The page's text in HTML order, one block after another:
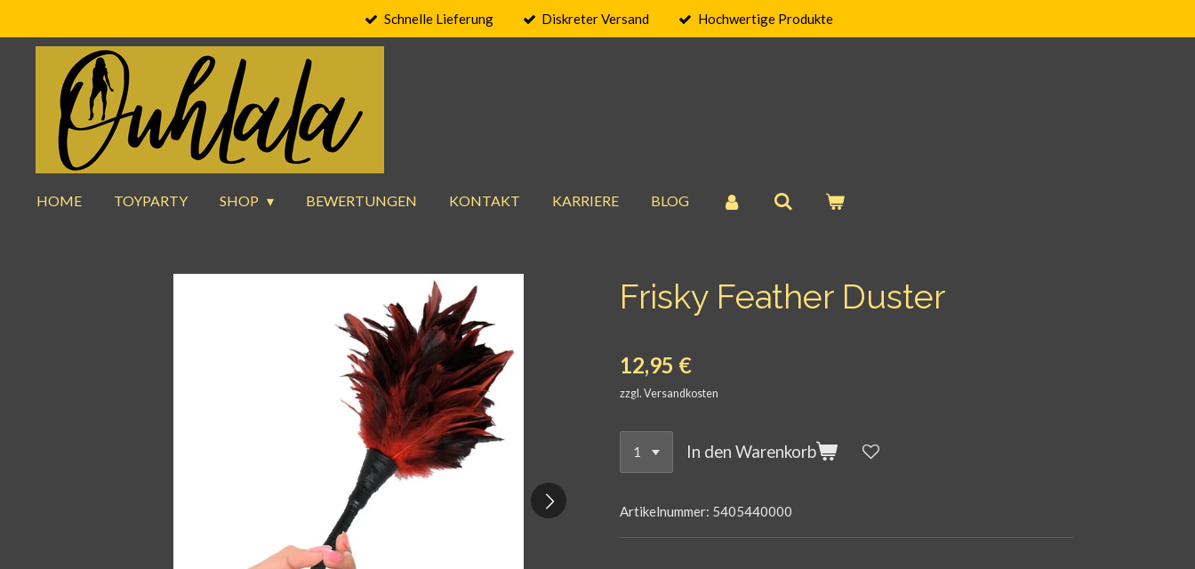
Hauptinhalt
Schnelle Lieferung Diskreter Versand Hochwertige Produkte
HOME TOYPARTY SHOP BEWERTUNGEN KONTAKT KARRIERE BLOG
Frisky Feather Duster
12,95 €
zzgl. Versandkosten
In den Warenkorb
Artikelnummer: 5405440000